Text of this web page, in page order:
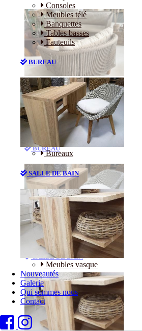
Consoles
Meubles télé
Banquettes
Tables basses
Fauteuils
BUREAU
Bureaux
SALLE DE BAIN
Meubles vasque
Nouveautés
Galerie
Qui sommes nous
Contact
|
Canapés
Consoles
Meubles télé
Banquettes
Tables basses
Fauteuils
BUREAU
Bureaux
SALLE DE BAIN